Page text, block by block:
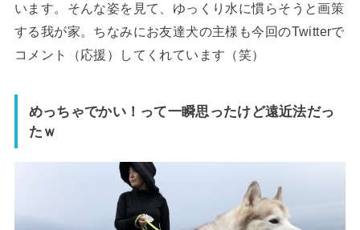
います。そんな姿を見て、ゆっくり水に慣らそうと画策
する我が家。ちなみにお友達犬の主様も今回のTwitterで
コメント（応援）してくれています（笑）
めっちゃでかい！って一瞬思ったけど遠近法だっ
たｗ